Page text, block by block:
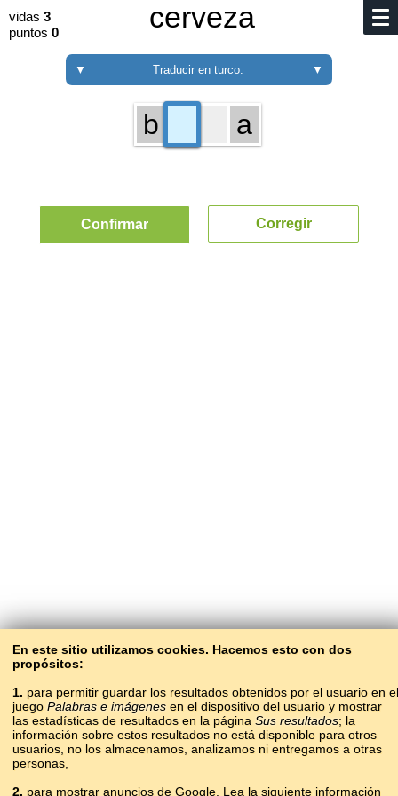
vidas 3
puntos 0 cerveza
▼ Traducir en turco. ▼
En este sitio utilizamos cookies. Hacemos esto con dos
propósitos:
1. para permitir guardar los resultados obtenidos por el usuario en el
juego Palabras e imágenes en el dispositivo del usuario y mostrar
las estadísticas de resultados en la página Sus resultados; la
información sobre estos resultados no está disponible para otros
usuarios, no los almacenamos, analizamos ni entregamos a otras
personas,
2. para mostrar anuncios de Google. Lea la siguiente información